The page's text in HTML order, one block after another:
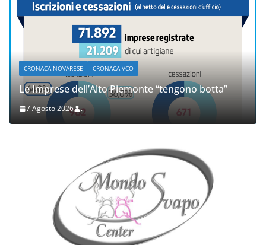
CRONACA NOVARESE CRONACA VCO
Le Imprese dell’Alto Piemonte “tengono botta”
7 Agosto 2026 .